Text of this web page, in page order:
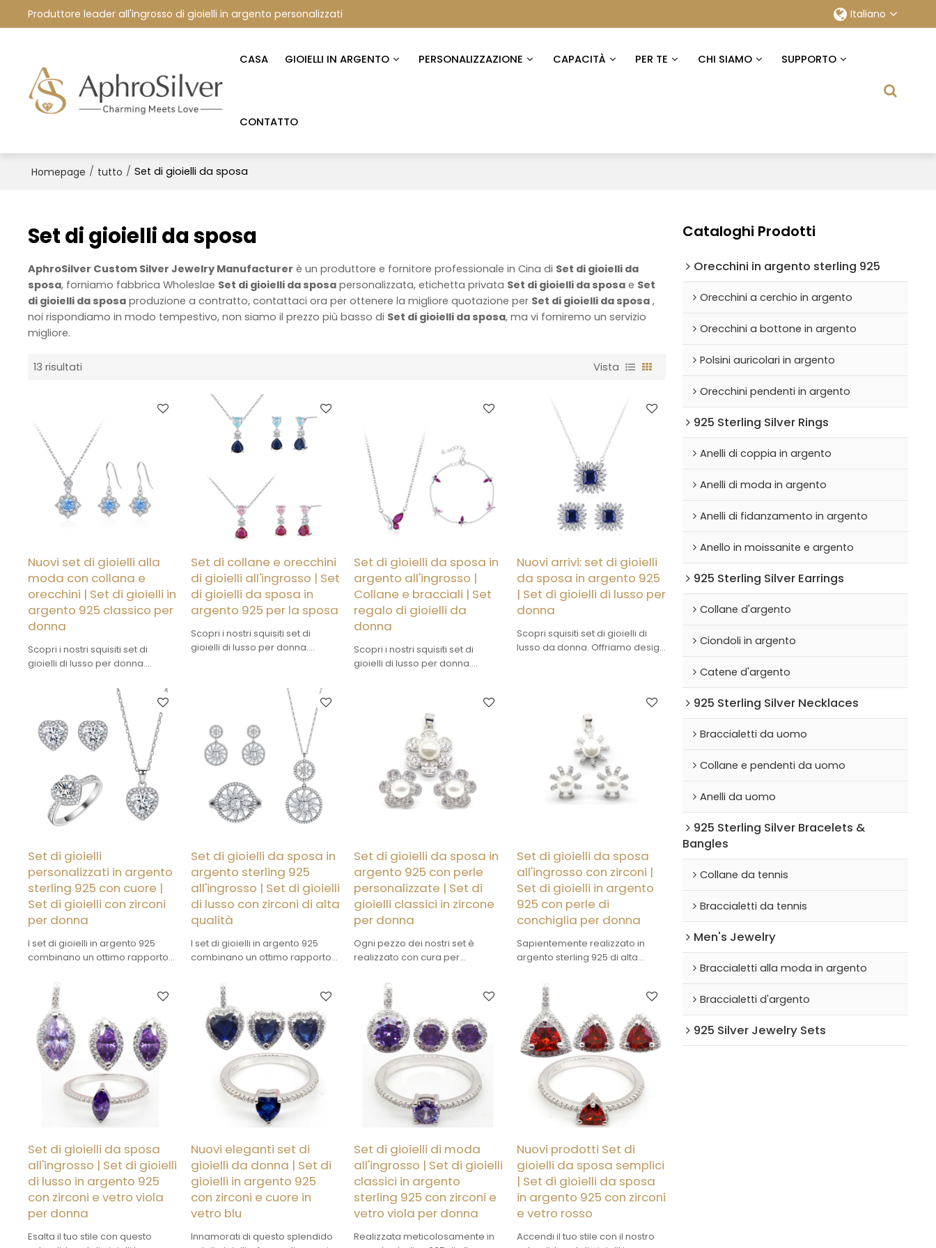
Produttore leader all'ingrosso di gioielli in argento personalizzati Italiano
CASA GIOIELLI IN ARGENTO PERSONALIZZAZIONE CAPACITÀ PER TE CHI SIAMO SUPPORTO
CONTATTO
Homepage / tutto / Set di gioielli da sposa
Set di gioielli da sposa
AphroSilver Custom Silver Jewelry Manufacturer è un produttore e fornitore professionale in Cina di Set di gioielli da
sposa, forniamo fabbrica Wholeslae Set di gioielli da sposa personalizzata, etichetta privata Set di gioielli da sposa e Set
di gioielli da sposa produzione a contratto, contattaci ora per ottenere la migliore quotazione per Set di gioielli da sposa ,
noi rispondiamo in modo tempestivo, non siamo il prezzo più basso di Set di gioielli da sposa, ma vi forniremo un servizio
migliore.
13 risultati Vista
Nuovi set di gioielli alla
moda con collana e
orecchini | Set di gioielli in
argento 925 classico per
donna
Scopri i nostri squisiti set di
gioielli di lusso per donna.
personalizzati per valorizzare il
tuo brand. Clicca per scoprire la
nostra collezione premium e le
opportunità di partnership!
Set di collane e orecchini
di gioielli all'ingrosso | Set
di gioielli da sposa in
argento 925 per la sposa
Scopri i nostri squisiti set di
gioielli di lusso per donna.
tuo brand. Clicca per scoprire la
nostra collezione premium e le
opportunità di partnership!
Set di gioielli da sposa in
argento all'ingrosso |
Collane e bracciali | Set
regalo di gioielli da
donna
Scopri i nostri squisiti set di
gioielli di lusso per donna.
tuo brand. Clicca per scoprire la
nostra collezione premium e le
opportunità di partnership!
Nuovi arrivi: set di gioielli
da sposa in argento 925
| Set di gioielli di lusso per
donna
Scopri squisiti set di gioielli di
lusso da donna. Offriamo design
Set di gioielli
personalizzati in argento
sterling 925 con cuore |
Set di gioielli con zirconi
per donna
I set di gioielli in argento 925
combinano un ottimo rapporto
accattivante. L'argento è di
elevata purezza e può essere
personalizzato nel design.
Set di gioielli da sposa in
argento sterling 925
all'ingrosso | Set di gioielli
di lusso con zirconi di alta
qualità
I set di gioielli in argento 925
combinano un ottimo rapporto
accattivante. L'argento è di
elevata purezza e può essere
personalizzato nel design.
Set di gioielli da sposa in
argento 925 con perle
personalizzate | Set di
gioielli classici in zircone
per donna
Ogni pezzo dei nostri set è
realizzato con cura per
creando un look armonioso che
è al tempo stesso sofisticato ed
elegante.
Set di gioielli da sposa
all'ingrosso con zirconi |
Set di gioielli in argento
925 con perle di
conchiglia per donna
Sapientemente realizzato in
argento sterling 925 di alta
impreziosito da scintillanti pietre
di zircone di grado AAAAA e
luminose perle di conchiglia
naturali, creando una radiosa
armonia di brillantezza ed
eleganza.
Set di gioielli da sposa
all'ingrosso | Set di gioielli
di lusso in argento 925
con zirconi e vetro viola
per donna
Esalta il tuo stile con questo
Nuovi eleganti set di
gioielli da donna | Set di
gioielli in argento 925
con zirconi e cuore in
vetro blu
Innamorati di questo splendido
Set di gioielli di moda
all'ingrosso | Set di gioielli
classici in argento
sterling 925 con zirconi e
vetro viola per donna
Realizzata meticolosamente in
Nuovi prodotti Set di
gioielli da sposa semplici
| Set di gioielli da sposa
in argento 925 con zirconi
e vetro rosso
Accendi il tuo stile con il nostro
Cataloghi Prodotti
Orecchini in argento sterling 925
Orecchini a cerchio in argento
Orecchini a bottone in argento
Polsini auricolari in argento
Orecchini pendenti in argento
925 Sterling Silver Rings
Anelli di coppia in argento
Anelli di moda in argento
Anelli di fidanzamento in argento
Anello in moissanite e argento
925 Sterling Silver Earrings
Collane d'argento
Ciondoli in argento
Catene d'argento
925 Sterling Silver Necklaces
Braccialetti da uomo
Collane e pendenti da uomo
Anelli da uomo
925 Sterling Silver Bracelets &
Bangles
Collane da tennis
Braccialetti da tennis
Men's Jewelry
Braccialetti alla moda in argento
Braccialetti d'argento
925 Silver Jewelry Sets